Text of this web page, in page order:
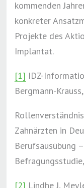
kommenden
konkreter
Projekte des
Implantat.
[1] IDZ-
Bergmann-
Zahnärzten in
Berufsausübung
[2] Lindhe J,